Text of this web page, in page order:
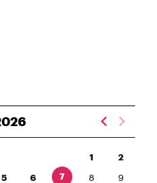
1 2
5 6 7 8 9